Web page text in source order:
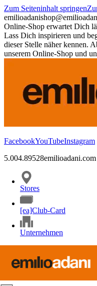
Zum Seiteninhalt springen
emilioadani
Online-Shop erwartet Dich
Lass Dich inspirieren und
dieser Stelle näher kennen.
unserem Online-Shop und
FacebookYouTubeInstagram
5.004.89528emilioadani.com
Stores
[ea]Club-Card
Unternehmen